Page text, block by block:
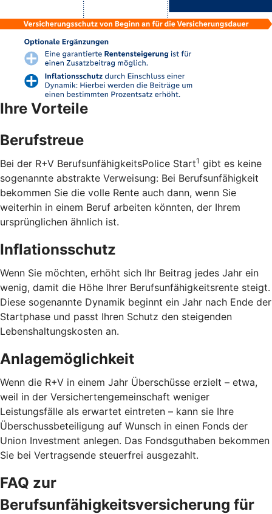
Ihre Vorteile
Berufstreue
Bei der R+V BerufsunfähigkeitsPolice Start1 gibt es keine
sogenannte abstrakte Verweisung: Bei Berufsunfähigkeit
bekommen Sie die volle Rente auch dann, wenn Sie
weiterhin in einem Beruf arbeiten könnten, der Ihrem
ursprünglichen ähnlich ist.
Inflationsschutz
Wenn Sie möchten, erhöht sich Ihr Beitrag jedes Jahr ein
wenig, damit die Höhe Ihrer Berufsunfähigkeitsrente steigt.
Diese sogenannte Dynamik beginnt ein Jahr nach Ende der
Startphase und passt Ihren Schutz den steigenden
Lebenshaltungskosten an.
Anlagemöglichkeit
Wenn die R+V in einem Jahr Überschüsse erzielt – etwa,
weil in der Versichertengemeinschaft weniger
Leistungsfälle als erwartet eintreten – kann sie Ihre
Überschussbeteiligung auf Wunsch in einen Fonds der
Union Investment anlegen. Das Fondsguthaben bekommen
Sie bei Vertragsende steuerfrei ausgezahlt.
FAQ zur
Berufsunfähigkeitsversicherung für